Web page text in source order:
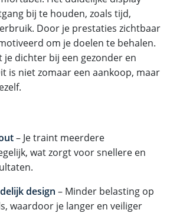
bij te houden, zoals tijd,
Door je prestaties zichtbaar
om je doelen te behalen.
je dichter bij een gezonder en
is niet zomaar een aankoop, maar
– Je traint meerdere
wat zorgt voor snellere en
design – Minder belasting op
waardoor je langer en veiliger